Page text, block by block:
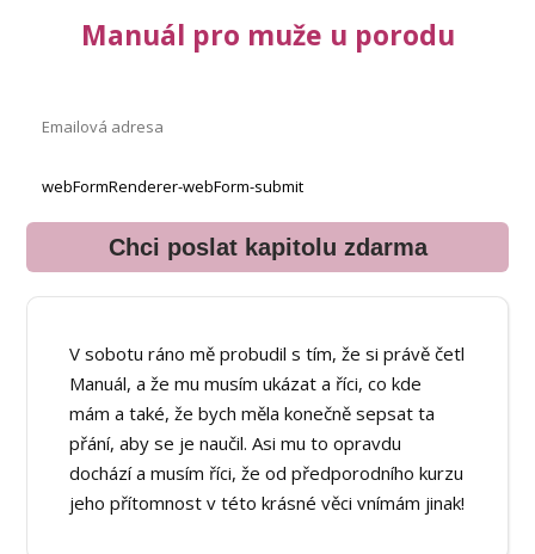
Manuál pro muže u porodu
Chci poslat kapitolu zdarma
V sobotu ráno mě probudil s tím, že si právě četl
Manuál, a že mu musím ukázat a říci, co kde
mám a také, že bych měla konečně sepsat ta
přání, aby se je naučil. Asi mu to opravdu
dochází a musím říci, že od předporodního kurzu
jeho přítomnost v této krásné věci vnímám jinak!